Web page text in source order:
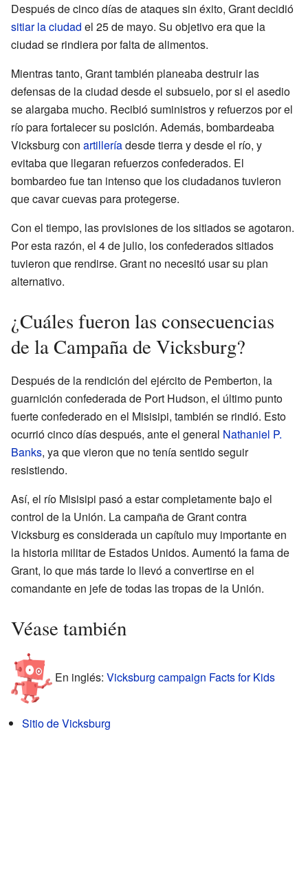
Después de cinco días de ataques sin éxito, Grant decidió
sitiar la ciudad el 25 de mayo. Su objetivo era que la
ciudad se rindiera por falta de alimentos.
Mientras tanto, Grant también planeaba destruir las
defensas de la ciudad desde el subsuelo, por si el asedio
se alargaba mucho. Recibió suministros y refuerzos por el
río para fortalecer su posición. Además, bombardeaba
Vicksburg con artilleríadesde tierra y desde el río, y
evitaba que llegaran refuerzos confederados. El
bombardeo fue tan intenso que los ciudadanos tuvieron
que cavar cuevas para protegerse.
Con el tiempo, las provisiones de los sitiados se agotaron.
Por esta razón, el 4 de julio, los confederados sitiados
tuvieron que rendirse. Grant no necesitó usar su plan
alternativo.
¿Cuáles fueron las consecuencias
de la Campaña de Vicksburg?
Después de la rendición del ejército de Pemberton, la
guarnición confederada de Port Hudson, el último punto
fuerte confederado en el Misisipi, también se rindió. Esto
ocurrió cinco días después, ante el general Nathaniel P.
Banks, ya que vieron que no tenía sentido seguir
resistiendo.
Así, el río Misisipi pasó a estar completamente bajo el
control de la Unión. La campaña de Grant contra
Vicksburg es considerada un capítulo muy importante en
la historia militar de Estados Unidos. Aumentó la fama de
Grant, lo que más tarde lo llevó a convertirse en el
comandante en jefe de todas las tropas de la Unión.
Véase también
En inglés: Vicksburg campaign Facts for Kids
Sitio de Vicksburg